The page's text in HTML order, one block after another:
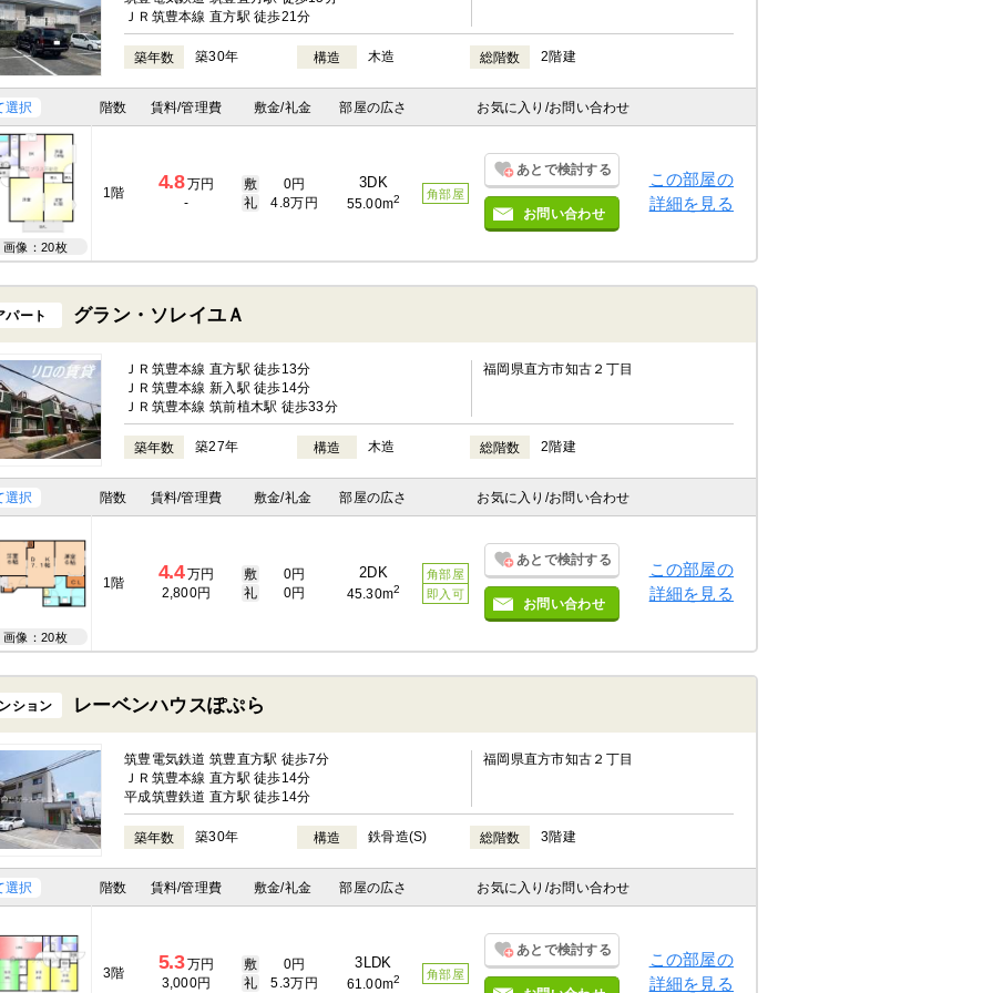
ＪＲ筑豊本線 直方駅 徒歩21分
築年数 築30年 構造 木造 総階数 2階建
選択 階数 賃料/管理費 敷金/礼金 部屋の広さ お気に入り /お問い合わせ
画像：20枚
1階 4.8万円
-
敷
0円
礼
4.8万円
3DK
55.00m2 角部屋
あとで検討する
お問い合わせ
この部屋の
詳細を見る
パート グラン・ソレイユＡ
ＪＲ筑豊本線 直方駅 徒歩13分
ＪＲ筑豊本線 新入駅 徒歩14分
ＪＲ筑豊本線 筑前植木駅 徒歩33分
福岡県直方市知古２丁目
築年数 築27年 構造 木造 総階数 2階建
選択 階数 賃料/管理費 敷金/礼金 部屋の広さ お気に入り /お問い合わせ
画像：20枚
1階 4.4万円
2,800円
敷
0円
礼
0円
2DK
45.30m2
角部屋
即入可
あとで検討する
お問い合わせ
この部屋の
詳細を見る
ション レーベンハウスぽぷら
筑豊電気鉄道 筑豊直方駅 徒歩7分
ＪＲ筑豊本線 直方駅 徒歩14分
平成筑豊鉄道 直方駅 徒歩14分
福岡県直方市知古２丁目
築年数 築30年 構造 鉄骨造(S) 総階数 3階建
選択 階数 賃料/管理費 敷金/礼金 部屋の広さ お気に入り /お問い合わせ
3階 5.3万円
3,000円
敷
0円
礼
5.3万円
3LDK
61.00m2 角部屋
あとで検討する
この部屋の
詳細を見る